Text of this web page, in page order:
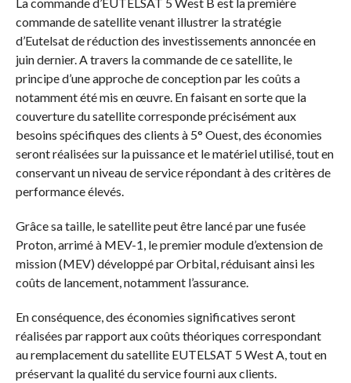
commande de satellite venant illustrer la stratégie
d’Eutelsat de réduction des investissements annoncée en
juin dernier. A travers la commande de ce satellite, le
principe d’une approche de conception par les coûts a
notamment été mis en œuvre. En faisant en sorte que la
couverture du satellite corresponde précisément aux
besoins spécifiques des clients à 5° Ouest, des économies
seront réalisées sur la puissance et le matériel utilisé, tout en
conservant un niveau de service répondant à des critères de
performance élevés.
Grâce sa taille, le satellite peut être lancé par une fusée
Proton, arrimé à MEV-1, le premier module d’extension de
mission (MEV) développé par Orbital, réduisant ainsi les
coûts de lancement, notamment l’assurance.
En conséquence, des économies significatives seront
réalisées par rapport aux coûts théoriques correspondant
au remplacement du satellite EUTELSAT 5 West A, tout en
préservant la qualité du service fourni aux clients.